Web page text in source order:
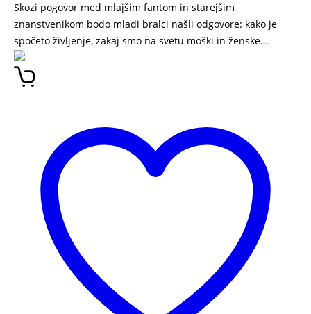
Skozi pogovor med mlajšim fantom in starejšim
znanstvenikom bodo mladi bralci našli odgovore: kako je
spočeto življenje, zakaj smo na svetu moški in ženske…